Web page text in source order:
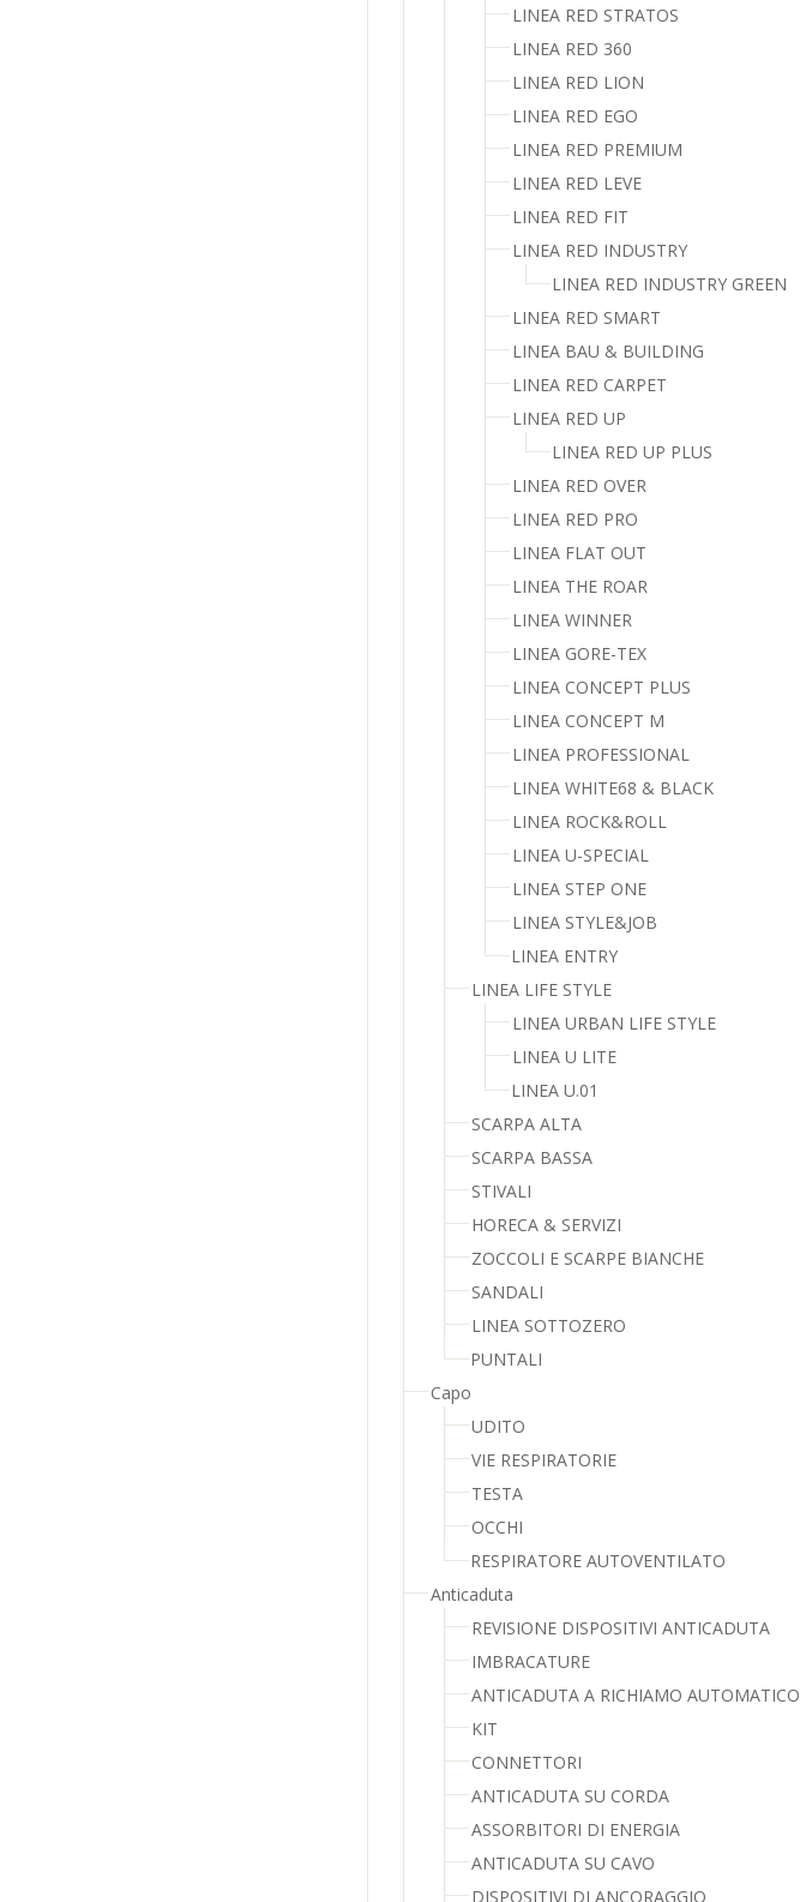
LINEA RED STRATOS
LINEA RED 360
LINEA RED LION
LINEA RED EGO
LINEA RED PREMIUM
LINEA RED LEVE
LINEA RED FIT
LINEA RED INDUSTRY
LINEA RED INDUSTRY GREEN
LINEA RED SMART
LINEA BAU & BUILDING
LINEA RED CARPET
LINEA RED UP
LINEA RED UP PLUS
LINEA RED OVER
LINEA RED PRO
LINEA FLAT OUT
LINEA THE ROAR
LINEA WINNER
LINEA GORE-TEX
LINEA CONCEPT PLUS
LINEA CONCEPT M
LINEA PROFESSIONAL
LINEA WHITE68 & BLACK
LINEA ROCK&ROLL
LINEA U-SPECIAL
LINEA STEP ONE
LINEA STYLE&JOB
LINEA ENTRY
LINEA LIFE STYLE
LINEA URBAN LIFE STYLE
LINEA U LITE
LINEA U.01
SCARPA ALTA
SCARPA BASSA
STIVALI
HORECA & SERVIZI
ZOCCOLI E SCARPE BIANCHE
SANDALI
LINEA SOTTOZERO
PUNTALI
Capo
UDITO
VIE RESPIRATORIE
TESTA
OCCHI
RESPIRATORE AUTOVENTILATO
Anticaduta
REVISIONE DISPOSITIVI ANTICADUTA
IMBRACATURE
ANTICADUTA A RICHIAMO AUTOMATICO
KIT
CONNETTORI
ANTICADUTA SU CORDA
ASSORBITORI DI ENERGIA
ANTICADUTA SU CAVO
DISPOSITIVI DI ANCORAGGIO